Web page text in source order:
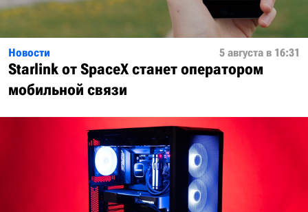
Новости 5 августа в 16:31
Starlink от SpaceX станет оператором
мобильной связи